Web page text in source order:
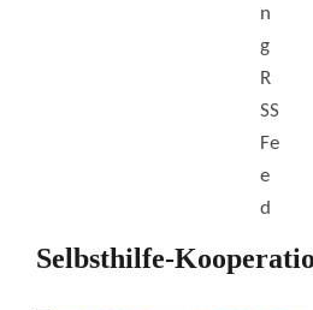
Selbsthilfe-